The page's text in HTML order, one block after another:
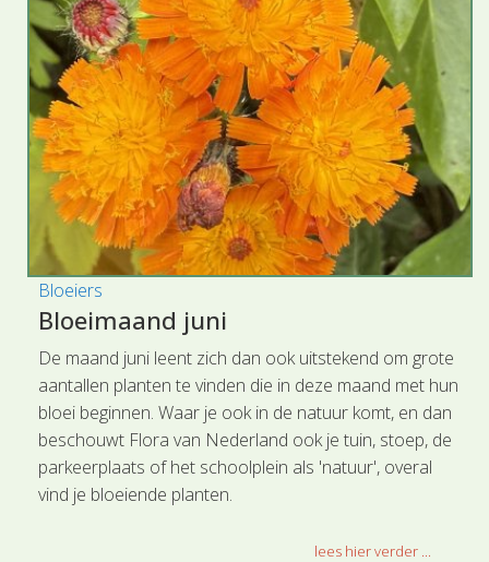
Bloeiers
Bloeimaand juni
De maand juni leent zich dan ook uitstekend om grote
aantallen planten te vinden die in deze maand met hun
bloei beginnen. Waar je ook in de natuur komt, en dan
beschouwt Flora van Nederland ook je tuin, stoep, de
parkeerplaats of het schoolplein als 'natuur', overal
vind je bloeiende planten.
lees hier verder ...